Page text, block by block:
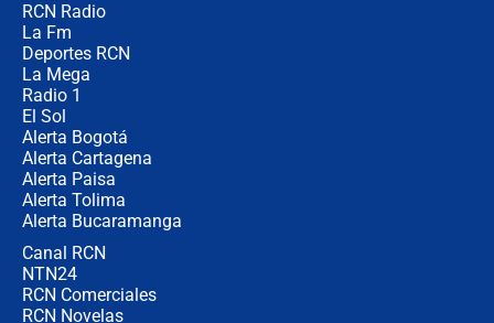
RCN Radio
La Fm
Deportes RCN
La Mega
Radio 1
El Sol
Alerta Bogotá
Alerta Cartagena
Alerta Paisa
Alerta Tolima
Alerta Bucaramanga
Canal RCN
NTN24
RCN Comerciales
RCN Novelas